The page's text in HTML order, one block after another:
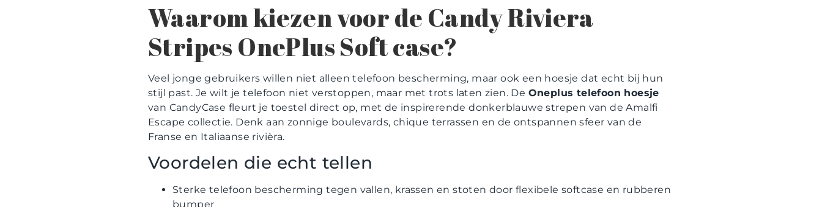
Waarom kiezen voor de Candy Riviera
Stripes OnePlus Soft case?
Veel jonge gebruikers willen niet alleen telefoon bescherming, maar ook een hoesje dat echt bij hun
stijl past. Je wilt je telefoon niet verstoppen, maar met trots laten zien. De Oneplus telefoon hoesje
van CandyCase fleurt je toestel direct op, met de inspirerende donkerblauwe strepen van de Amalfi
Escape collectie. Denk aan zonnige boulevards, chique terrassen en de ontspannen sfeer van de
Franse en Italiaanse rivièra.
Voordelen die echt tellen
Sterke telefoon bescherming tegen vallen, krassen en stoten door flexibele softcase en rubberen
bumper